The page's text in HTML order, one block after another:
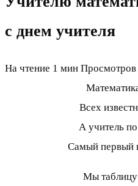
с днем учителя
На чтение 1 мин Просмотров
Всех
А учитель
Самый первый
Мы